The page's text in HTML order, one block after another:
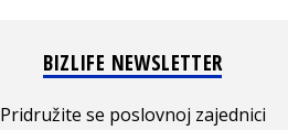
BIZLIFE NEWSLETTER
Pridružite se poslovnoj zajednici